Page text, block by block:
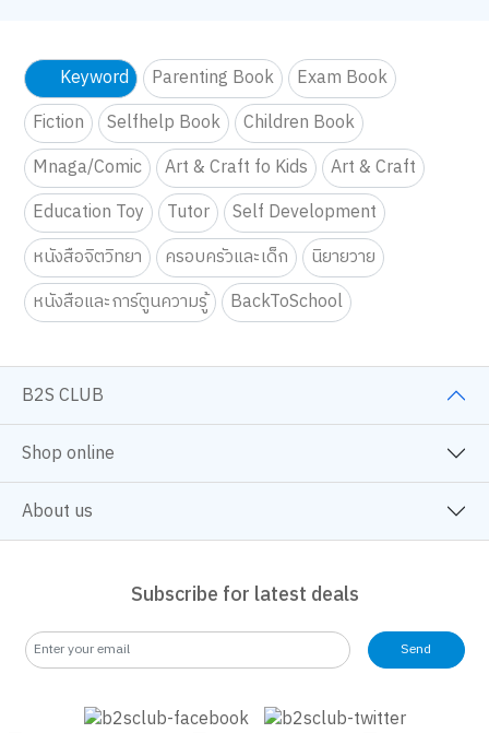
Keyword Parenting Book
Exam Book
Fiction
Selfhelp Book
Children Book
Mnaga/Comic
Art & Craft fo Kids
Art & Craft
Education Toy
Tutor
Self Development
หนังสือจิตวิทยา
ครอบครัวและเด็ก
นิยายวาย
หนังสือและการ์ตูนความรู้
BackToSchool
B2S CLUB
Shop online
About us
Subscribe for latest deals
Send